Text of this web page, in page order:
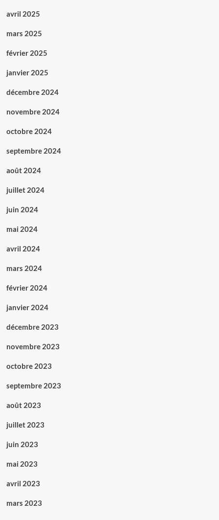
avril 2025
mars 2025
février 2025
janvier 2025
décembre 2024
novembre 2024
octobre 2024
septembre 2024
août 2024
juillet 2024
juin 2024
mai 2024
avril 2024
mars 2024
février 2024
janvier 2024
décembre 2023
novembre 2023
octobre 2023
septembre 2023
août 2023
juillet 2023
juin 2023
mai 2023
avril 2023
mars 2023